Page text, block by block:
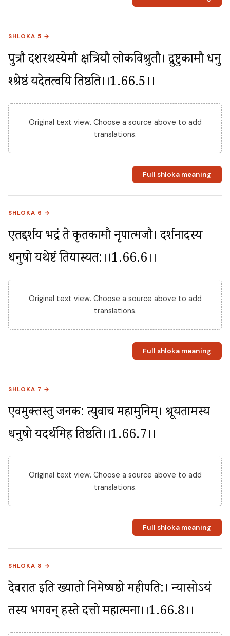
SHLOKA 5 →
पुत्रौ दशरथस्येमौ क्षत्रियौ लोकविश्रुतौ। द्रुष्टुकामौ धनु
श्श्रेष्ठं यदेतत्वयि तिष्ठति।।1.66.5।।
Original text view. Choose a source above to add
translations.
Full shloka meaning
SHLOKA 6 →
एतद्दर्शय भद्रं ते कृतकामौ नृपात्मजौ। दर्शनादस्य
धनुषो यथेष्टं प्रतियास्यत:।।1.66.6।।
Original text view. Choose a source above to add
translations.
Full shloka meaning
SHLOKA 7 →
एवमुक्तस्तु जनक: प्रत्युवाच महामुनिम्। श्रूयतामस्य
धनुषो यदर्थमिह तिष्ठति।।1.66.7।।
Original text view. Choose a source above to add
translations.
Full shloka meaning
SHLOKA 8 →
देवरात इति ख्यातो निमेष्षष्ठो महीपति:। न्यासोऽयं
तस्य भगवन् हस्ते दत्तो महात्मना।।1.66.8।।